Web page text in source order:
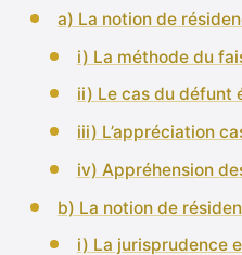
a) La notion de
i) La méthode du
ii) Le cas du défunt
iii) L’appréciation
iv) Appréhension
b) La notion de
i) La jurisprudence